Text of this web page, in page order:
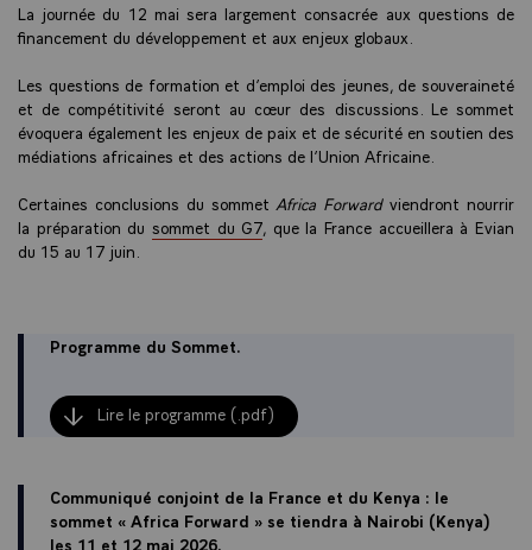
La journée du 12 mai sera largement consacrée aux questions de
financement du développement et aux enjeux globaux.
Les questions de formation et d’emploi des jeunes, de souveraineté
et de compétitivité seront au cœur des discussions. Le sommet
évoquera également les enjeux de paix et de sécurité en soutien des
médiations africaines et des actions de l’Union Africaine.
Certaines conclusions du sommet Africa Forwardviendront nourrir
la préparation du sommet du G7 , que la France accueillera à Evian
du 15 au 17 juin.
Programme du Sommet.
Lire le programme (.pdf)
Communiqué conjoint de la France et du Kenya : le
sommet « Africa Forward » se tiendra à Nairobi (Kenya)
les 11 et 12 mai 2026.